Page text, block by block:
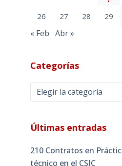
26 27 28 29
« Feb Abr »
Categorías
Categorías
Últimas entradas
210 Contratos en
técnico en el CSIC